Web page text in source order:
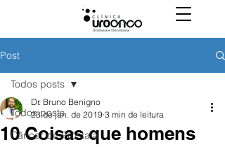
Post
Todos posts
Câncer de Próstata
Todos posts
10 Coisas que homens
Dr. Bruno Benigno
23 de jan. de 2019 3 min de leitura